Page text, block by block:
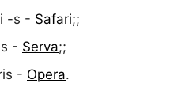
-s - Safari;;
- Serva;;
- Opera.